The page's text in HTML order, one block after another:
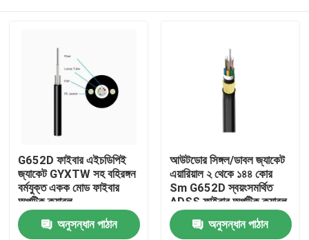
G652D ফাইবার এইচডিপিই
জ্যাকেট GYXTW সহ বহিরঙ্গন
বর্মযুক্ত একক মোড ফাইবার
অপটিক ক্যাবল
অনুসন্ধান পাঠান
আউটডোর সিঙ্গল/ডাবল জ্যাকেট
এয়ারিয়াল ২ থেকে ১৪৪ কোর
Sm G652D স্বয়ংসমর্থিত
ADSS ফাইবার অপটিক ক্যাবল
অনুসন্ধান পাঠান